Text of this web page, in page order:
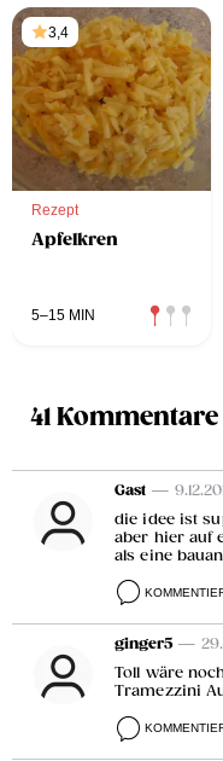
3,4
Rezept
Apfelkren
5–15 MIN
41
Gast —
die idee ist
aber hier auf
als eine
ginger5 —
Toll wäre
Tramezzini